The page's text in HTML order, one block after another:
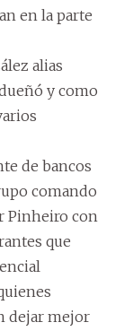
en la parte
alias
y como
de bancos
comando
Pinheiro con
que
dejar mejor